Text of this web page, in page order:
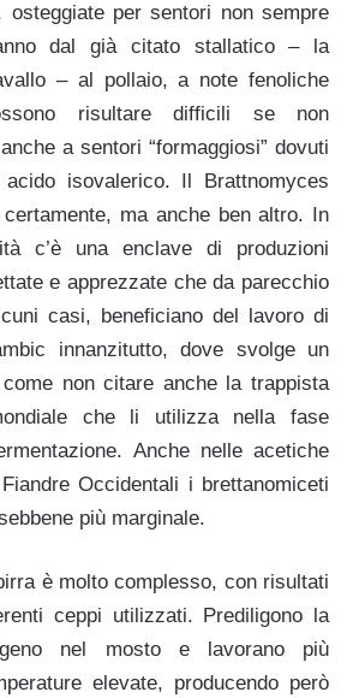
osteggiate per sentori non sempre
dal già citato stallatico – la
– al pollaio, a note fenoliche
risultare difficili se non
a sentori “formaggiosi” dovuti
isovalerico. Il Brattnomyces
ma anche ben altro. In
c’è una enclave di produzioni
e apprezzate che da parecchio
casi, beneficiano del lavoro di
innanzitutto, dove svolge un
non citare anche la trappista
che li utilizza nella fase
Anche nelle acetiche
Occidentali i brettanomiceti
più marginale.
è molto complesso, con risultati
ceppi utilizzati. Prediligono la
nel mosto e lavorano più
elevate, producendo però